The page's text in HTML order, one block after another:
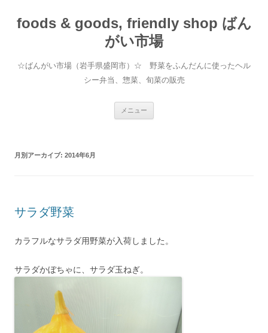
foods & goods, friendly shop ばん
がい市場
☆ばんがい市場（岩手県盛岡市）☆ 野菜をふんだんに使ったヘル
シー弁当、惣菜、旬菜の販売
メニュー
月別アーカイブ: 2014年6月
サラダ野菜
カラフルなサラダ用野菜が入荷しました。
サラダかぼちゃに、サラダ玉ねぎ。